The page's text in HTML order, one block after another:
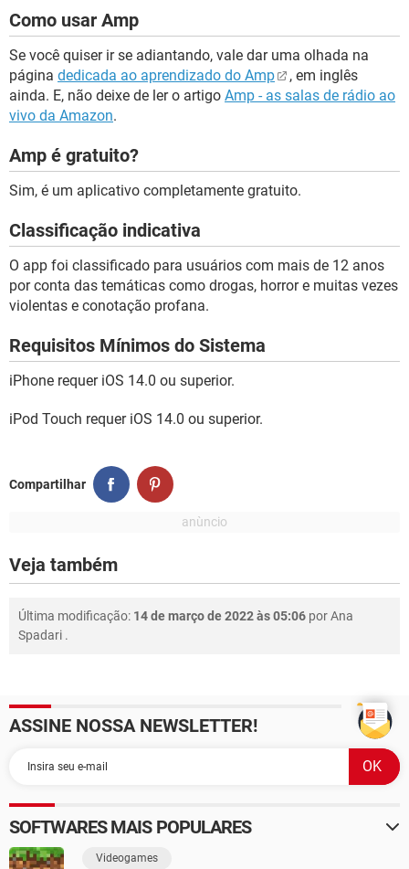
Como usar Amp
Se você quiser ir se adiantando, vale dar uma olhada na
página dedicada ao aprendizado do Amp
, em inglês
ainda. E, não deixe de ler o artigo Amp - as salas de rádio ao
vivo da Amazon.
Amp é gratuito?
Sim, é um aplicativo completamente gratuito.
Classificação indicativa
O app foi classificado para usuários com mais de 12 anos
por conta das temáticas como drogas, horror e muitas vezes
violentas e conotação profana.
Requisitos Mínimos do Sistema
iPhone requer iOS 14.0 ou superior.
iPod Touch requer iOS 14.0 ou superior.
Compartilhar
Veja também
Última modificação: 14 de março de 2022 às 05:06 porAna
Spadari .
ASSINE NOSSA NEWSLETTER!
SOFTWARES MAIS POPULARES
Videogames